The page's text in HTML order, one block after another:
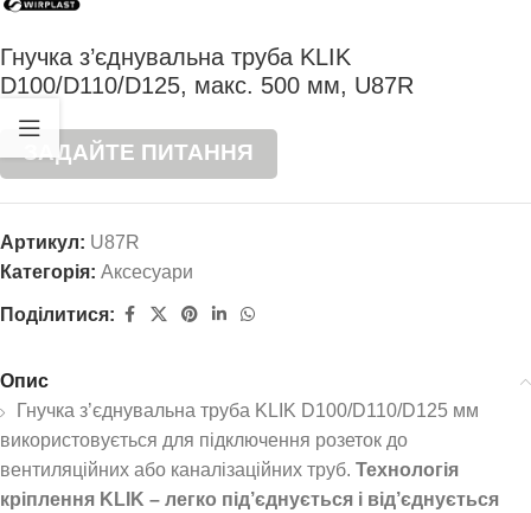
Гнучка з’єднувальна труба KLIK
D100/D110/D125, макс. 500 мм, U87R
ЗАДАЙТЕ ПИТАННЯ
Артикул: U87R
Категорія: Аксесуари
Поділитися:
Опис
Гнучка з’єднувальна труба KLIK D100/D110/D125 мм
використовується для підключення розеток до
вентиляційних або каналізаційних труб. Технологія
кріплення KLIK – легко під’єднується і від’єднується